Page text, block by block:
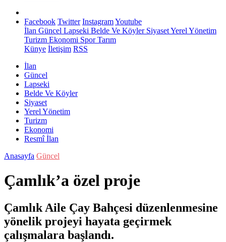
Facebook Twitter InstagramYoutube
İlan Güncel Lapseki Belde Ve KöylerSiyasetYerel Yönetim
Turizm Ekonomi SporTarım
Künye İletişim RSS
İlan
Güncel
Lapseki
Belde Ve Köyler
Siyaset
Yerel Yönetim
Turizm
Ekonomi
Resmî İlan
Anasayfa Güncel
Çamlık’a özel proje
Çamlık Aile Çay Bahçesi düzenlenmesine
yönelik projeyi hayata geçirmek
çalışmalara başlandı.